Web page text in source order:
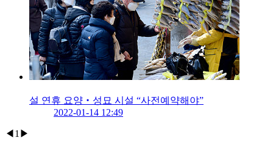
설 연휴 요양‧성묘 시설 “사전예약해야”
2022-01-14 12:49
◀ 1 ▶